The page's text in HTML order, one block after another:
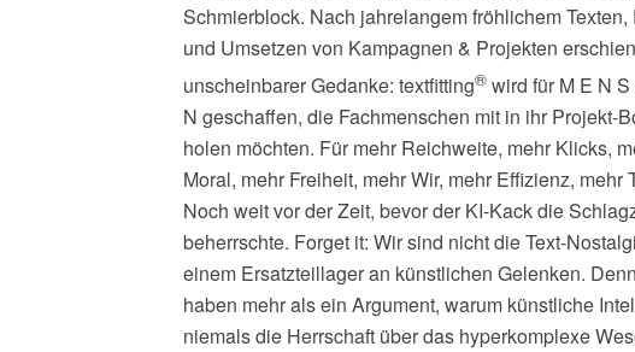
Schmierblock. Nach jahrelangem fröhlichem Texten,
und Umsetzen von Kampagnen & Projekten
unscheinbarer Gedanke: textfitting® wird für M E N
N geschaffen, die Fachmenschen mit in ihr Projekt-
holen möchten. Für mehr Reichweite, mehr Klicks,
Moral, mehr Freiheit, mehr Wir, mehr Effizienz, mehr
Noch weit vor der Zeit, bevor der KI-Kack die
beherrschte. Forget it: Wir sind nicht die Text-
einem Ersatzteillager an künstlichen Gelenken.
haben mehr als ein Argument, warum künstliche
niemals die Herrschaft über das hyperkomplexe